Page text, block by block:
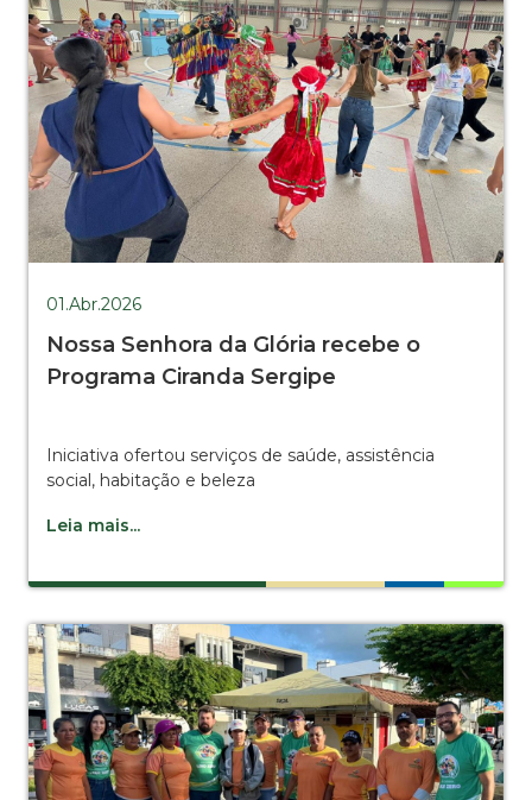
01.Abr.2026
Nossa Senhora da Glória recebe o
Programa Ciranda Sergipe
Iniciativa ofertou serviços de saúde, assistência
social, habitação e beleza
Leia mais...